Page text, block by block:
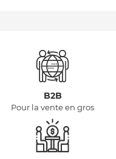
B2B
Pour la vente en gros